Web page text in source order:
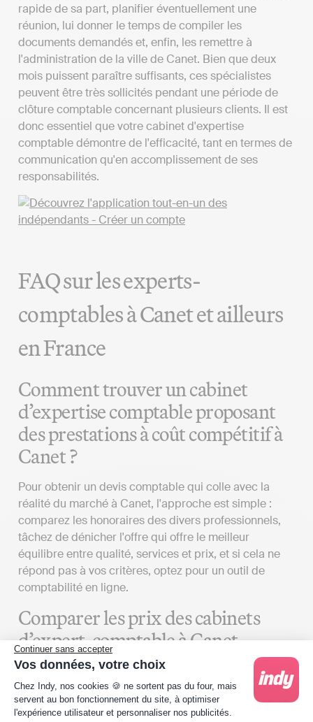
Continuer sans accepter
Vos données, votre choix
Plateforme de Gestion du Consentement :
Chez Indy, nos cookies 🍪 ne sortent pas du four, mais
servent au bon fonctionnement du site, à optimiser
l'expérience utilisateur et personnaliser nos publicités.
rapide de sa part, planifier éventuellement une
réunion, lui donner le temps de compiler les
documents demandés et, enfin, les remettre à
l'administration de la ville de Canet. Bien que deux
mois puissent paraître suffisants, ces spécialistes
peuvent être très sollicités pendant une période de
clôture comptable concernant plusieurs clients. Il est
donc essentiel que votre cabinet d'expertise
comptable démontre de l'efficacité, tant en termes de
communication qu'en accomplissement de ses
responsabilités.
FAQ sur les experts-
comptables à Canet et ailleurs
en France
Comment trouver un cabinet
d’expertise comptable proposant
des prestations à coût compétitif à
Canet ?
Pour obtenir un devis comptable qui colle avec la
réalité du marché à Canet, l'approche est simple :
comparez les honoraires des divers professionnels,
tâchez de dénicher l'offre qui offre le meilleur
équilibre entre qualité, services et prix, et si cela ne
répond pas à vos critères, optez pour un outil de
comptabilité en ligne.
Comparer les prix des cabinets
d’expert-comptable à Canet
Pour obtenir un devis de cabinet comptable aligné sur
la réalité du marché d'Aude, que votre entreprise soit
établie à Canet ou ailleurs, plusieurs éléments doivent